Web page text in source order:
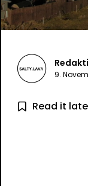
9.
Read it